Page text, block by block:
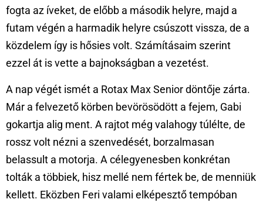
fogta az íveket, de előbb a második helyre, majd a
futam végén a harmadik helyre csúszott vissza, de a
közdelem így is hősies volt. Számításaim szerint
ezzel át is vette a bajnokságban a vezetést.
A nap végét ismét a Rotax Max Senior döntője zárta.
Már a felvezető körben bevörösödött a fejem, Gabi
gokartja alig ment. A rajtot még valahogy túlélte, de
rossz volt nézni a szenvedését, borzalmasan
belassult a motorja. A célegyenesben konkrétan
tolták a többiek, hisz mellé nem fértek be, de menniük
kellett. Eközben Feri valami elképesztő tempóban